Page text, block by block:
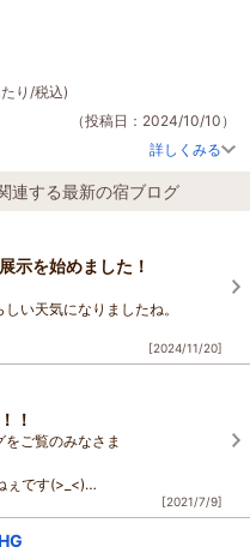
く泊まれました！）
り/税込)
（投稿日：2024/10/10）
詳しくみる
連する最新の宿ブログ
示を始めました！
い天気になりましたね。
スマスツリーをぜ
[2024/11/20]
！
ご覧のみなさま
ぇです(>_<)
り、学校は夏休みに入ります
[2021/7/9]